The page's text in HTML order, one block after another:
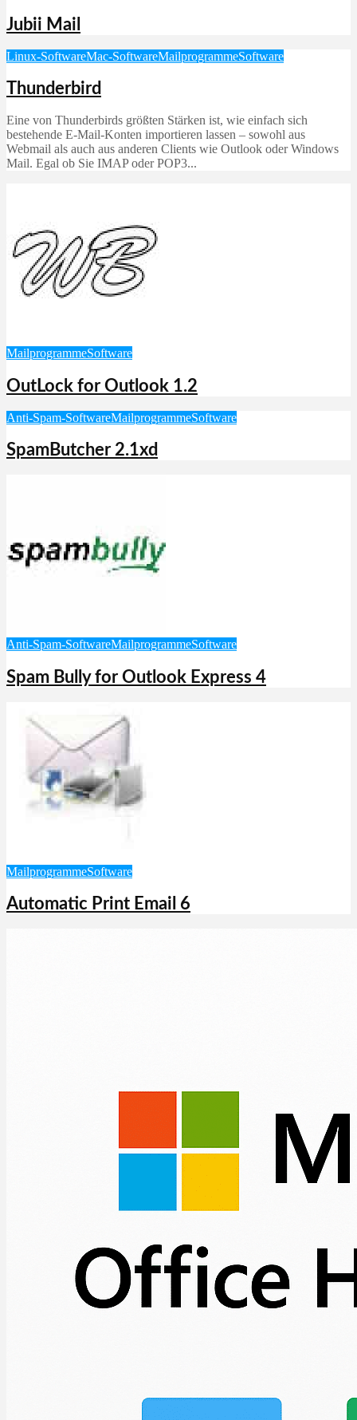
Jubii Mail
Linux-SoftwareMac-SoftwareMailprogrammeSoftware
Thunderbird
Eine von Thunderbirds größten Stärken ist, wie einfach sich
bestehende E‑Mail‑Konten importieren lassen – sowohl aus
Webmail als auch aus anderen Clients wie Outlook oder Windows
Mail. Egal ob Sie IMAP oder POP3...
MailprogrammeSoftware
OutLock for Outlook 1.2
Anti-Spam-SoftwareMailprogrammeSoftware
SpamButcher 2.1xd
Anti-Spam-SoftwareMailprogrammeSoftware
Spam Bully for Outlook Express 4
MailprogrammeSoftware
Automatic Print Email 6